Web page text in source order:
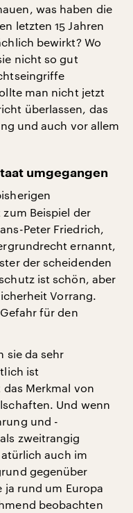
was haben die
letzten 15 Jahren
bewirkt? Wo
nicht so gut
man nicht jetzt
überlassen, das
und auch vor allem
umgegangen
Beispiel der
Peter Friedrich,
ernannt,
der scheidenden
ist schön, aber
Vorrang.
für den
sie da sehr
ist
Merkmal von
Und wenn
und -
zweitrangig
auch im
gegenüber
ja rund um Europa
beobachten